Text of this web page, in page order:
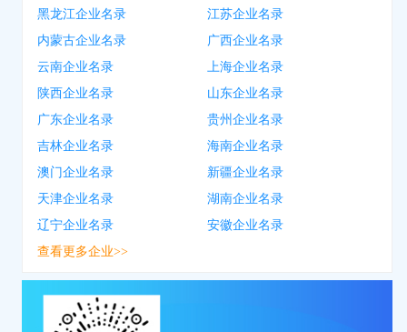
黑龙江企业名录
江苏企业名录
内蒙古企业名录
广西企业名录
云南企业名录
上海企业名录
陕西企业名录
山东企业名录
广东企业名录
贵州企业名录
吉林企业名录
海南企业名录
澳门企业名录
新疆企业名录
天津企业名录
湖南企业名录
辽宁企业名录
安徽企业名录
查看更多企业>>